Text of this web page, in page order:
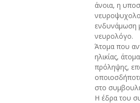
άνοια, η
ενδυνάμωση
νευρολόγο.
Άτομα που
ηλικίας,
πρόληψης,
στο
Η έδρα του